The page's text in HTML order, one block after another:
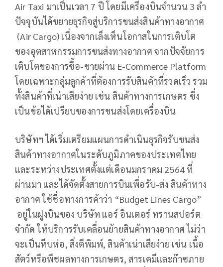
Air Taxi มาเป็นเวลา 7 ปี โดยมีเครื่องบินจำนวน 3 ลำ
ปัจจุบันได้ขยายธุรกิจสู่บริการขนส่งสินค้าทางอากาศ
(Air Cargo) เนื่องจากเล็งเห็นโอกาสในการเติบโต
ของอุตสาหกรรมการขนส่งทางอากาศ จากปัจจัยการ
เติบโตของการซื้อ-ขายผ่าน E-Commerce Platform
โดยเฉพาะกลุ่มลูกค้าที่ต้องการรับสินค้าที่รวดเร็ว รวม
ทั้งสินค้าที่เน่าเสียง่าย เช่น สินค้าทางการเกษตร ซึ่ง
เป็นข้อได้เปรียบของการขนส่งโดยเครื่องบิน
บริษัทฯ ได้เริ่มเตรียมแผนการดำเนินธุรกิจรับขนส่ง
สินค้าทางอากาศในระดับภูมิภาคของประเทศไทย
และระหว่างประเทศตั้งแต่เดือนมกราคม 2564 ที่
ผ่านมา และได้จัดตั้งสายการบินเพื่อรับ-ส่ง สินค้าทาง
อากาศ ใช้ชื่อทางการค้าว่า “Budget Lines Cargo”
อยู่ในฝูงบินของ บริษัท แอร์ อินเตอร์ ทรานสปอร์ต
จำกัด ให้บริการรับเคลื่อนย้ายสินค้าทางอากาศ ไม่ว่า
จะเป็นหีบห่อ, สิ่งตีพิมพ์, สินค้าเน่าเสียง่าย เช่น เนื้อ
สัตว์หรือพืชผลทางการเกษตร, สารเคมีและก๊าซภาย